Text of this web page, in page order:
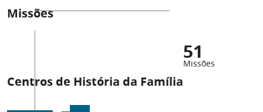
Missões
51
Missões
Centros de História da Família